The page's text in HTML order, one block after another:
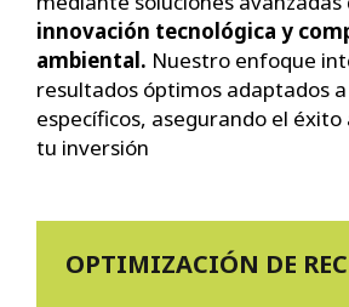
innovación tecnológica y
ambiental. Nuestro enfoque
resultados óptimos adaptados
específicos, asegurando el éxito
tu inversión
OPTIMIZACIÓN DE